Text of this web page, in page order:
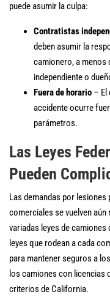
puede asumir la culpa:
Contratistas
deben asumir la
camionero, a menos
independiente o
Fuera de horario – El
accidente ocurre
parámetros.
Las Leyes
Pueden
Las demandas por
comerciales se vuelven
variadas leyes de
leyes que rodean a cada
para mantener seguros a
los camiones con licencias
criterios de California.